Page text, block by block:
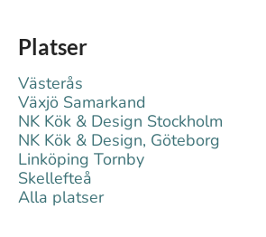
Platser
Västerås
Växjö Samarkand
NK Kök & Design Stockholm
NK Kök & Design, Göteborg
Linköping Tornby
Skellefteå
Alla platser